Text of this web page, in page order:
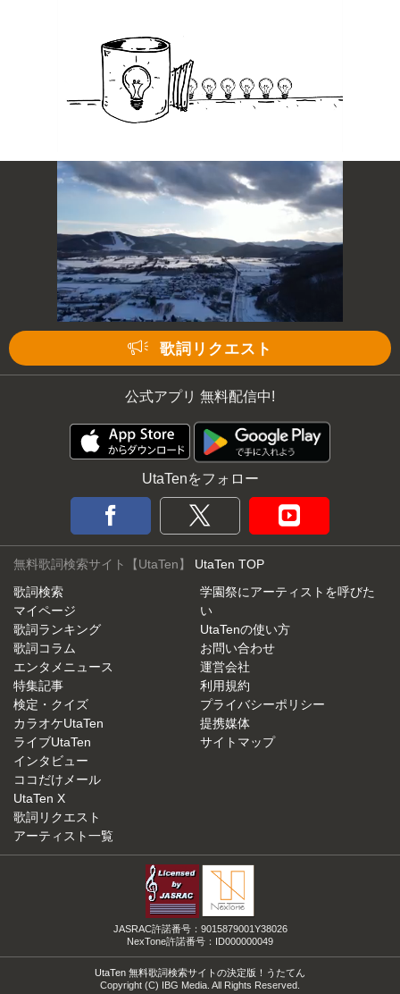
歌詞リクエスト
公式アプリ 無料配信中!
UtaTenをフォロー
無料歌詞検索サイト【UtaTen】 UtaTen TOP
歌詞検索
マイページ
歌詞ランキング
歌詞コラム
エンタメニュース
特集記事
検定・クイズ
カラオケUtaTen
ライブUtaTen
インタビュー
ココだけメール
UtaTen X
歌詞リクエスト
アーティスト一覧
学園祭にアーティストを呼びた
い
UtaTenの使い方
お問い合わせ
運営会社
利用規約
プライバシーポリシー
提携媒体
サイトマップ
JASRAC許諾番号：9015879001Y38026
NexTone許諾番号：ID000000049
UtaTen 無料歌詞検索サイトの決定版！うたてん
Copyright (C) IBG Media. All Rights Reserved.